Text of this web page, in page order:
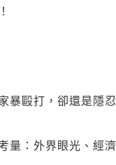
暴毆打，卻還是隱
量：外界眼光、經